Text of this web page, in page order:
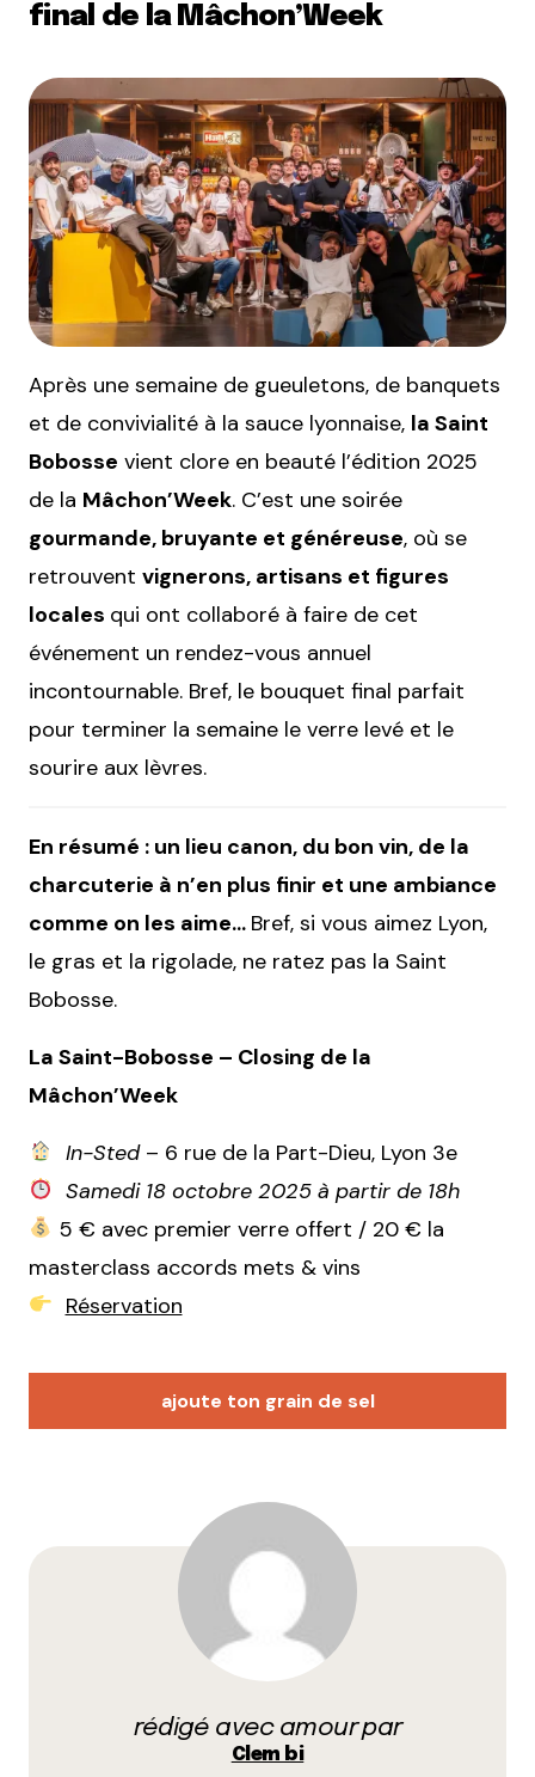
final de la Mâchon’Week
Après une semaine de gueuletons, de banquets
et de convivialité à la sauce lyonnaise, la Saint
Bobosse vient clore en beauté l’édition 2025
de la Mâchon’Week. C’est une soirée
gourmande, bruyante et généreuse, où se
retrouvent vignerons, artisans et figures
locales qui ont collaboré à faire de cet
événement un rendez-vous annuel
incontournable. Bref, le bouquet final parfait
pour terminer la semaine le verre levé et le
sourire aux lèvres.
En résumé : un lieu canon, du bon vin, de la
charcuterie à n’en plus finir et une ambiance
comme on les aime… Bref, si vous aimez Lyon,
le gras et la rigolade, ne ratez pas la Saint
Bobosse.
La Saint-Bobosse – Closing de la
Mâchon’Week
In-Sted– 6 rue de la Part-Dieu, Lyon 3e
Samedi 18 octobre 2025 à partir de 18h
5 € avec premier verre offert / 20 € la
masterclass accords mets & vins
Réservation
ajoute ton grain de sel
Votre adresse e-mail ne sera pas publiée.
champs obligatoires sont indiqués avec
Prévenez-moi de tous les nouveaux commentaires
rédigé avec amour par
Clem bi